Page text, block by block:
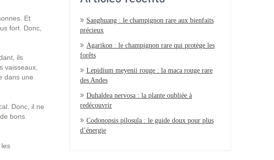
Et
fort. Donc,
ils
vaisseaux,
dans une
Donc, il ne
bons
les
Sanghuang : le champignon rare aux bienfaits
précieux
Agarikon : le champignon rare qui protège les
forêts
Lepidium meyenii rouge : la maca rouge rare
des Andes
Duhaldea nervosa : la plante oubliée à
redécouvrir
Codonopsis pilosula : le guide doux pour plus
d’énergie